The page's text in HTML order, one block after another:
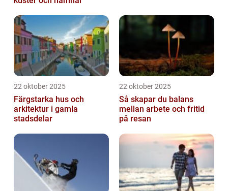
22 oktober 2025
Färgstarka hus och
arkitektur i gamla
stadsdelar
22 oktober 2025
Så skapar du balans
mellan arbete och fritid
på resan